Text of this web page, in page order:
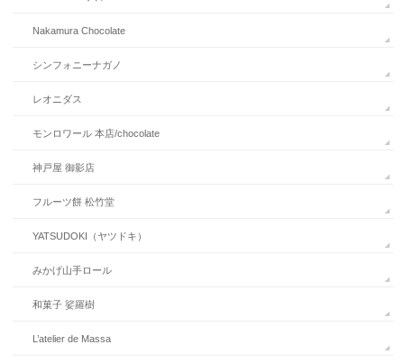
Nakamura Chocolate
シンフォニーナガノ
レオニダス
モンロワール 本店/chocolate
神戸屋 御影店
フルーツ餅 松竹堂
YATSUDOKI（ヤツドキ）
みかげ山手ロール
和菓子 娑羅樹
L’atelier de Massa